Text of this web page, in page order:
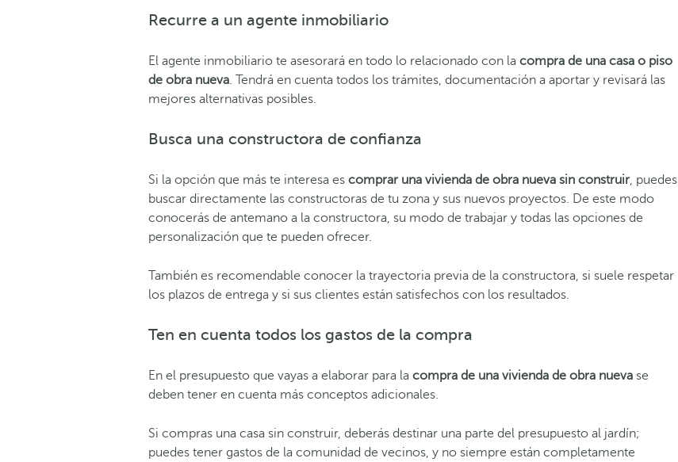
Recurre a un agente inmobiliario
El agente inmobiliario te asesorará en todo lo relacionado con la compra de una casa o piso
de obra nueva. Tendrá en cuenta todos los trámites, documentación a aportar y revisará las
mejores alternativas posibles.
Busca una constructora de confianza
Si la opción que más te interesa es comprar una vivienda de obra nueva sin construir, puedes
buscar directamente las constructoras de tu zona y sus nuevos proyectos. De este modo
conocerás de antemano a la constructora, su modo de trabajar y todas las opciones de
personalización que te pueden ofrecer.
También es recomendable conocer la trayectoria previa de la constructora, si suele respetar
los plazos de entrega y si sus clientes están satisfechos con los resultados.
Ten en cuenta todos los gastos de la compra
En el presupuesto que vayas a elaborar para la compra de una vivienda de obra nueva se
deben tener en cuenta más conceptos adicionales.
Si compras una casa sin construir, deberás destinar una parte del presupuesto al jardín;
puedes tener gastos de la comunidad de vecinos, y no siempre están completamente